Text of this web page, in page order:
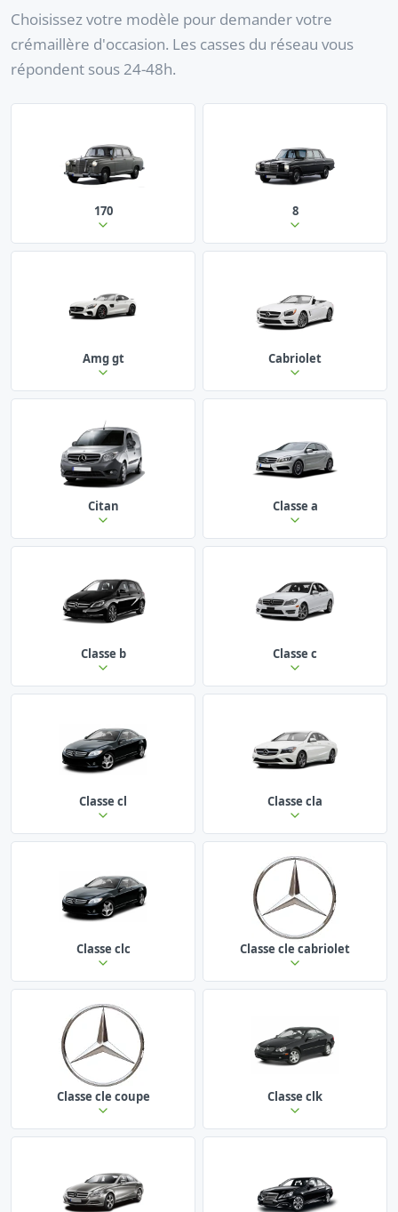
Choisissez votre modèle pour demander votre
crémaillère d'occasion. Les casses du réseau vous
répondent sous 24-48h.
170 8
Amg gt Cabriolet
Citan Classe a
Classe b Classe c
Classe cl Classe cla
Classe clc Classe cle cabriolet
Classe cle coupe Classe clk